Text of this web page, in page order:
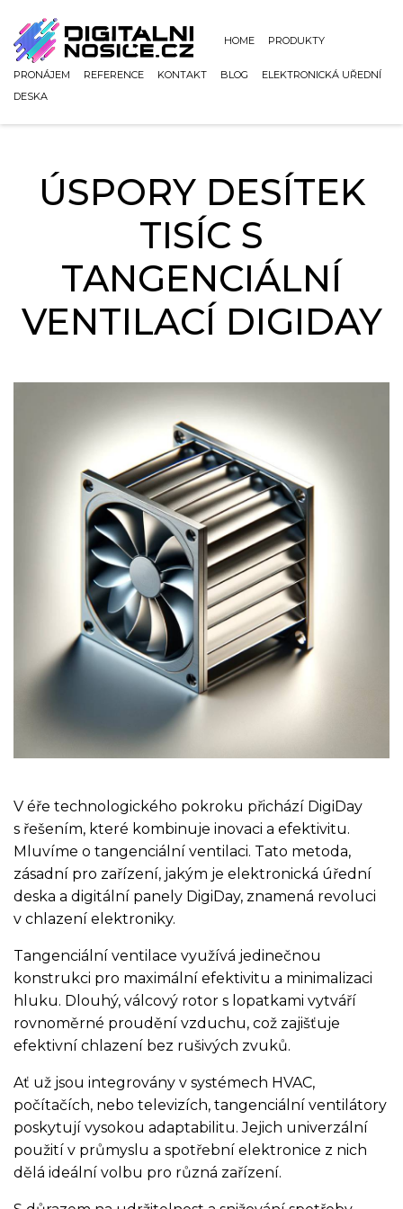
HOME PRODUKTY
PRONÁJEM REFERENCE KONTAKT BLOG
ELEKTRONICKÁ UŘEDNÍ
DESKA
ÚSPORY DESÍTEK
TISÍC S
TANGENCIÁLNÍ
VENTILACÍ DIGIDAY
V éře technologického pokroku přichází DigiDay
s řešením, které kombinuje inovaci a efektivitu.
Mluvíme o tangenciální ventilaci. Tato metoda,
zásadní pro zařízení, jakým je elektronická úřední
deska a digitální panely DigiDay, znamená revoluci
v chlazení elektroniky.
Tangenciální ventilace využívá jedinečnou
konstrukci pro maximální efektivitu a minimalizaci
hluku. Dlouhý, válcový rotor s lopatkami vytváří
rovnoměrné proudění vzduchu, což zajišťuje
efektivní chlazení bez rušivých zvuků.
Ať už jsou integrovány v systémech HVAC,
počítačích, nebo televizích, tangenciální ventilátory
poskytují vysokou adaptabilitu. Jejich univerzální
použití v průmyslu a spotřební elektronice z nich
dělá ideální volbu pro různá zařízení.